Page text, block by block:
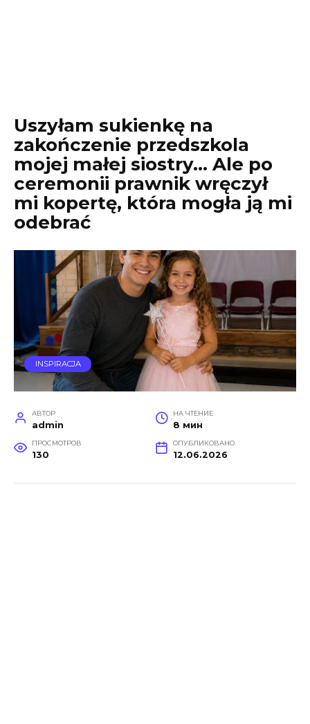
Uszyłam sukienkę na
zakończenie przedszkola
mojej małej siostry… Ale po
ceremonii prawnik wręczył
mi kopertę, która mogła ją mi
odebrać
INSPIRACJA
АВТОР
admin
НА ЧТЕНИЕ
8 мин
ПРОСМОТРОВ
130
ОПУБЛИКОВАНО
12.06.2026